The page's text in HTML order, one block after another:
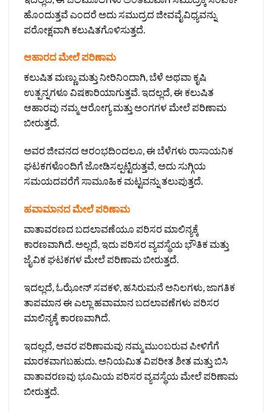
ಹೊಂದುತ್ತವೆ ಎಂದರೆ ಅದು ಸಮುದ್ರದ ಜೀವವೈವಿಧ್ಯವನ್ನು
ಪರೋಕ್ಷವಾಗಿ ಕಲುಷಿತಗೊಳಿಸುತ್ತದೆ.
ಆಹಾರದ ಮೇಲೆ ಪರಿಣಾಮ
ಕಲುಷಿತ ಮಣ್ಣು ಮತ್ತು ನೀರಿನಿಂದಾಗಿ, ಬೆಳೆ ಅಥವಾ ಕೃಷಿ
ಉತ್ಪನ್ನಗಳೂ ವಿಷಕಾರಿಯಾಗುತ್ತವೆ. ಇದಲ್ಲದೆ, ಈ ಕಲುಷಿತ
ಆಹಾರವು ನಮ್ಮ ಆರೋಗ್ಯ ಮತ್ತು ಅಂಗಗಳ ಮೇಲೆ ಪರಿಣಾಮ
ಬೀರುತ್ತದೆ.
ಅವರ ಜೀವನದ ಆರಂಭದಿಂದಲೂ, ಈ ಬೆಳೆಗಳು ರಾಸಾಯನಿಕ
ಘಟಕಗಳೊಂದಿಗೆ ಜೋಡಿಸಲ್ಪಟ್ಟಿರುತ್ತವೆ, ಅದು ಸುಗ್ಗಿಯ
ಸಮಯದವರೆಗೆ ಸಾಮೂಹಿಕ ಮಟ್ಟವನ್ನು ತಲುಪುತ್ತದೆ.
ಹವಾಮಾನದ ಮೇಲೆ ಪರಿಣಾಮ
ವಾತಾವರಣದ ಬದಲಾವಣೆಯೂ ಪರಿಸರ ಮಾಲಿನ್ಯಕ್ಕೆ
ಕಾರಣವಾಗಿದೆ. ಅಲ್ಲದೆ, ಇದು ಪರಿಸರ ವ್ಯವಸ್ಥೆಯ ಭೌತಿಕ ಮತ್ತು
ಜೈವಿಕ ಘಟಕಗಳ ಮೇಲೆ ಪರಿಣಾಮ ಬೀರುತ್ತದೆ.
ಇದಲ್ಲದೆ, ಓಝೋನ್ ಸವಕಳಿ, ಹಸಿರುಮನೆ ಅನಿಲಗಳು, ಜಾಗತಿಕ
ತಾಪಮಾನ ಈ ಎಲ್ಲಾ ಹವಾಮಾನ ಬದಲಾವಣೆಗಳು ಪರಿಸರ
ಮಾಲಿನ್ಯಕ್ಕೆ ಕಾರಣವಾಗಿದೆ.
ಇದಲ್ಲದೆ, ಅವರ ಪರಿಣಾಮವು ನಮ್ಮ ಮುಂಬರುವ ಪೀಳಿಗೆಗೆ
ಮಾರಕವಾಗಬಹುದು. ಅನಿಯಮಿತ ವಿಪರೀತ ಶೀತ ಮತ್ತು ಬಿಸಿ
ವಾತಾವರಣವು ಭೂಮಿಯ ಪರಿಸರ ವ್ಯವಸ್ಥೆಯ ಮೇಲೆ ಪರಿಣಾಮ
ಬೀರುತ್ತದೆ.